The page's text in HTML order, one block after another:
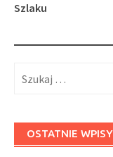
Szlaku
OSTATNIE WPISY